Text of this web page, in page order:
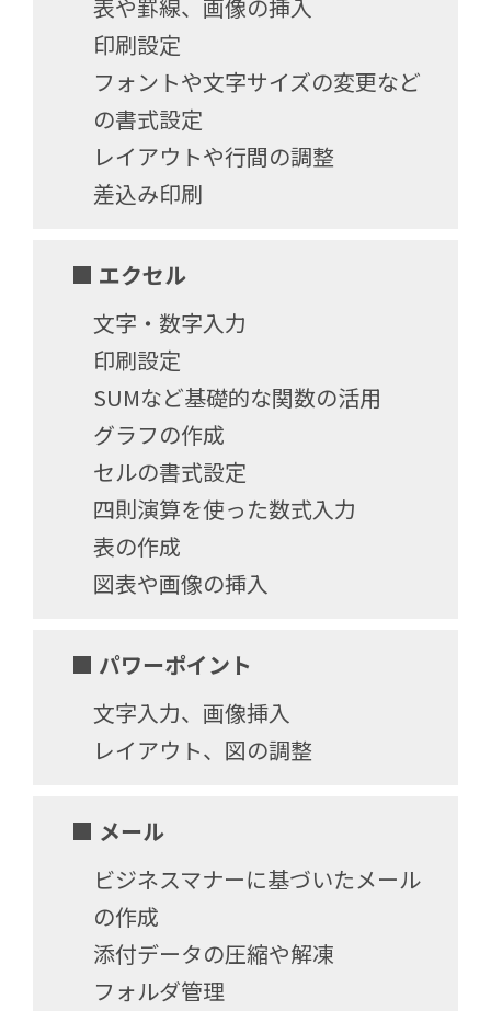
表や罫線、画像の挿入
印刷設定
フォントや文字サイズの変更など
の書式設定
レイアウトや行間の調整
差込み印刷
■ エクセル
文字・数字入力
印刷設定
SUMなど基礎的な関数の活用
グラフの作成
セルの書式設定
四則演算を使った数式入力
表の作成
図表や画像の挿入
■ パワーポイント
文字入力、画像挿入
レイアウト、図の調整
■ メール
ビジネスマナーに基づいたメール
の作成
添付データの圧縮や解凍
フォルダ管理